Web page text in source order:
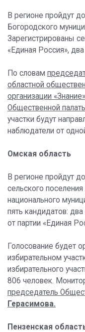
В регионе пройдут
Богородского
Зарегистрированы
«Единая Россия»,
По словам
областной
организации
Общественной
участки будут
наблюдатели от
Омская область
В регионе пройдут
сельского
национального
пять кандидатов:
от партии «Единая
Голосование будет
избирательном
избирательного
806 человек.
председатель
Герасимова.
Пензенская